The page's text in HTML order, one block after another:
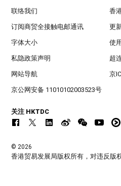
联络我们 香
订阅商贸全接触电邮通讯 更
字体大小 使
私隐政策声明 超
网站导航 京
京公网安备 11010102003523号
关注 HKTDC
© 2026
香港贸易发展局版权所有，对违反版